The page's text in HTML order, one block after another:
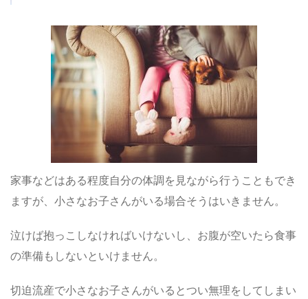
家事などはある程度自分の体調を見ながら行うこともでき
ますが、小さなお子さんがいる場合そうはいきません。
泣けば抱っこしなければいけないし、お腹が空いたら食事
の準備もしないといけません。
切迫流産で小さなお子さんがいるとつい無理をしてしまい